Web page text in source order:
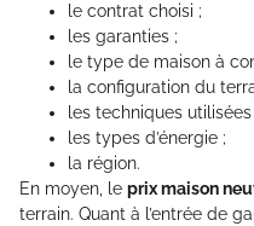
le contrat choisi ;
les garanties ;
le type de maison à
la configuration du
les techniques utilisées
les types d’énergie ;
la région.
En moyen, le prix maison
terrain. Quant à l’entrée de